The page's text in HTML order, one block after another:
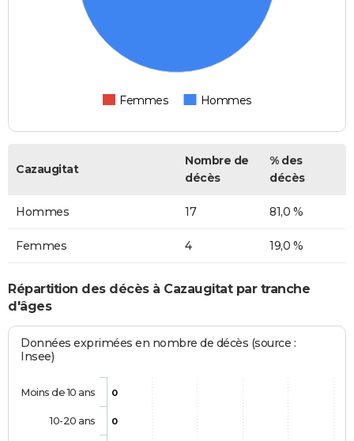
Femmes Hommes
Cazaugitat
Nombre de
décès
% des
décès
Hommes 17 81,0 %
Femmes 4 19,0 %
Répartition des décès à Cazaugitat par tranche
d'âges
Données exprimées en nombre de décès (source :
Insee)
0
0
Moins de 10 ans
10-20 ans